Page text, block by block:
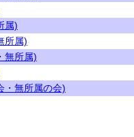
属)
所属)
無所属)
・無所属の会)